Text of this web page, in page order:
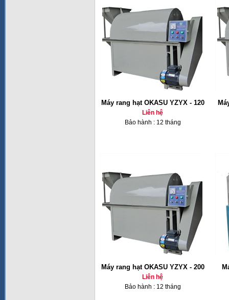
Máy rang hạt OKASU YZYX - 120
Liên hệ
Bảo hành : 12 tháng
Máy rang hạt OKASU YZYX - 200
Liên hệ
Bảo hành : 12 tháng